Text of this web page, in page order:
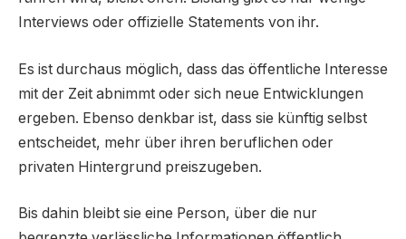
Interviews oder offizielle Statements von ihr.
Es ist durchaus möglich, dass das öffentliche Interesse
mit der Zeit abnimmt oder sich neue Entwicklungen
ergeben. Ebenso denkbar ist, dass sie künftig selbst
entscheidet, mehr über ihren beruflichen oder
privaten Hintergrund preiszugeben.
Bis dahin bleibt sie eine Person, über die nur